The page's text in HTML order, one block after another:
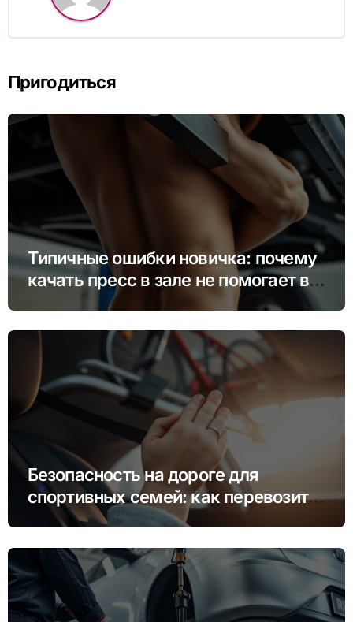
Пригодиться
Типичные ошибки новичка: почему
качать пресс в зале не помогает в
Безопасность на дороге для
спортивных семей: как перевозить
инвентарь и детей